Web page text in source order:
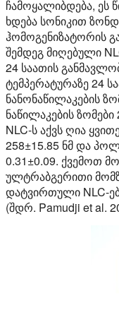
ჩამოყალიბდება, ეს
ხდება სონიკით
ჰომოგენიზატორის
შემდეგ მიღებული
24 საათის
ტემპერატურაზე 24
ნანონაწილაკების
ნაწილაკების
NLC-ს აქვს ღია
258±15.85 ნმ და
0.31±0.09. ქვემოთ
ულტრაბგერითი
დატვირთული NLC-
(შდრ. Pamudji et al.